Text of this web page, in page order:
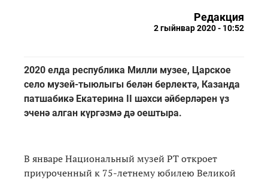
Редакция
2 гыйнвар 2020 - 10:52
2020 елда республика Милли музее, Царское
село музей-тыюлыгы белән берлектә, Казанда
патшабикә Екатерина II шәхси әйберләрен үз
эченә алган күргәзмә дә оештыра.
В январе Национальный музей РТ откроет
приуроченный к 75-летнему юбилею Великой